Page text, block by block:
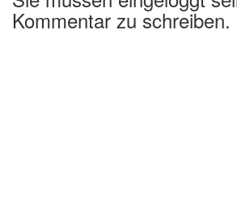
Kommentar zu schreiben.